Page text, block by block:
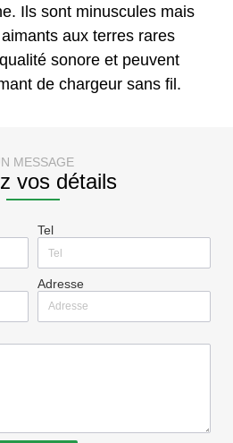
MESSAGE
vos détails
Tel
Adresse